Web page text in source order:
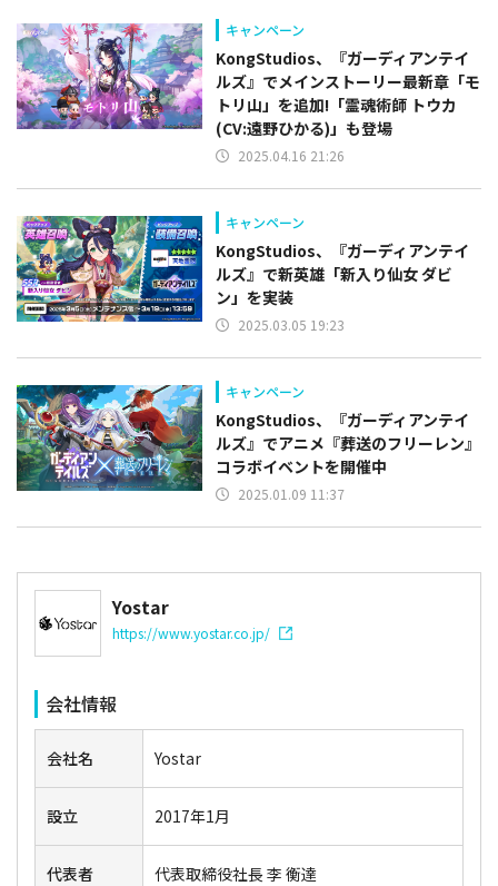
キャンペーン
KongStudios、『ガーディアンテイ
ルズ』でメインストーリー最新章「モ
トリ山」を追加!「霊魂術師 トウカ
(CV:遠野ひかる)」も登場
2025.04.16 21:26
キャンペーン
KongStudios、『ガーディアンテイ
ルズ』で新英雄「新入り仙女 ダビ
ン」を実装
2025.03.05 19:23
キャンペーン
KongStudios、『ガーディアンテイ
ルズ』でアニメ『葬送のフリーレン』
コラボイベントを開催中
2025.01.09 11:37
Yostar
https://www.yostar.co.jp/
会社情報
会社名 Yostar
設立 2017年1月
代表者 代表取締役社長 李 衡達